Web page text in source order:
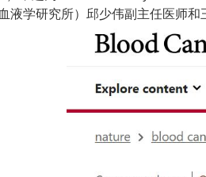
液学研究所）邱少伟副主任医师